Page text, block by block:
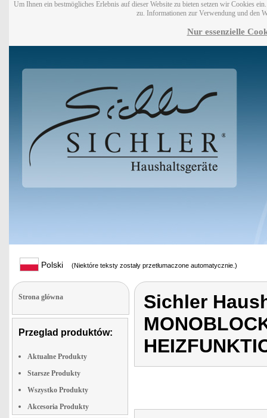
Um Ihnen ein bestmögliches Erlebnis auf dieser Website zu bieten setzen wir Cookies
zu. Informationen zur Verwendung und den
Nur essenzielle
Polski (Niektóre teksty zostały przetłumaczone automatycznie.)
Strona glówna
Przeglad produktów:
Aktualne Produkty
Starsze Produkty
Wszystko Produkty
Akcesoria Produkty
Sichler